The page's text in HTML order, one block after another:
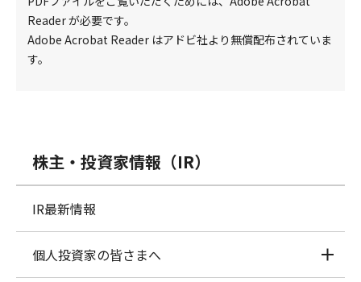
Reader が必要です。
Adobe Acrobat Reader はアドビ社より無償配布されていま
す。
株主・投資家情報（IR）
IR最新情報
個人投資家の皆さまへ